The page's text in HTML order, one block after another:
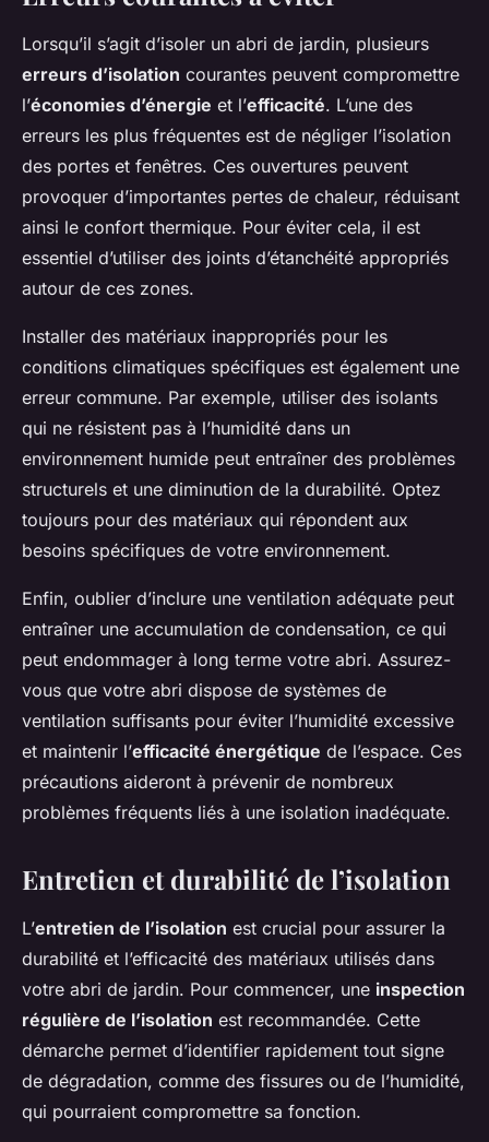
Lorsqu’il s’agit d’isoler un abri de jardin, plusieurs
erreurs d’isolation courantes peuvent compromettre
l’économies d’énergie et l’efficacité. L’une des
erreurs les plus fréquentes est de négliger l’isolation
des portes et fenêtres. Ces ouvertures peuvent
provoquer d’importantes pertes de chaleur, réduisant
ainsi le confort thermique. Pour éviter cela, il est
essentiel d’utiliser des joints d’étanchéité appropriés
autour de ces zones.
Installer des matériaux inappropriés pour les
conditions climatiques spécifiques est également une
erreur commune. Par exemple, utiliser des isolants
qui ne résistent pas à l’humidité dans un
environnement humide peut entraîner des problèmes
structurels et une diminution de la durabilité. Optez
toujours pour des matériaux qui répondent aux
besoins spécifiques de votre environnement.
Enfin, oublier d’inclure une ventilation adéquate peut
entraîner une accumulation de condensation, ce qui
peut endommager à long terme votre abri. Assurez-
vous que votre abri dispose de systèmes de
ventilation suffisants pour éviter l’humidité excessive
et maintenir l’efficacité énergétique de l’espace. Ces
précautions aideront à prévenir de nombreux
problèmes fréquents liés à une isolation inadéquate.
Entretien et durabilité de l’isolation
L’entretien de l’isolation est crucial pour assurer la
durabilité et l’efficacité des matériaux utilisés dans
votre abri de jardin. Pour commencer, une inspection
régulière de l’isolation est recommandée. Cette
démarche permet d’identifier rapidement tout signe
de dégradation, comme des fissures ou de l’humidité,
qui pourraient compromettre sa fonction.